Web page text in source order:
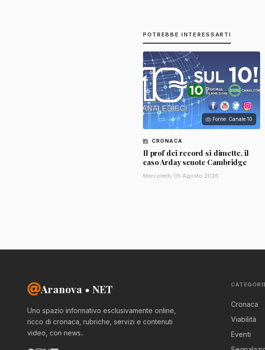
POTREBBE INTERESSARTI
Fonte: Canale 10
CRONACA
Il prof dei record si dimette, il
caso Arday scuote Cambridge
Mercoledì, 05 Agosto 2026
Aranova • NET
Uno spazio informativo esclusivamente online,
ricco di cronaca, rubriche, servizi e contenuti
video, con news..
Cronaca
Viabilità
Eventi